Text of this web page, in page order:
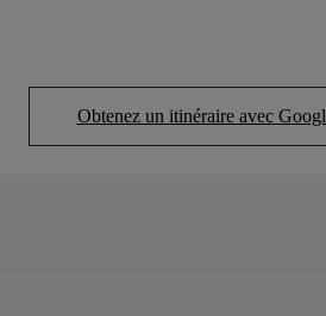
Obtenez un itinéraire avec
(Opens in